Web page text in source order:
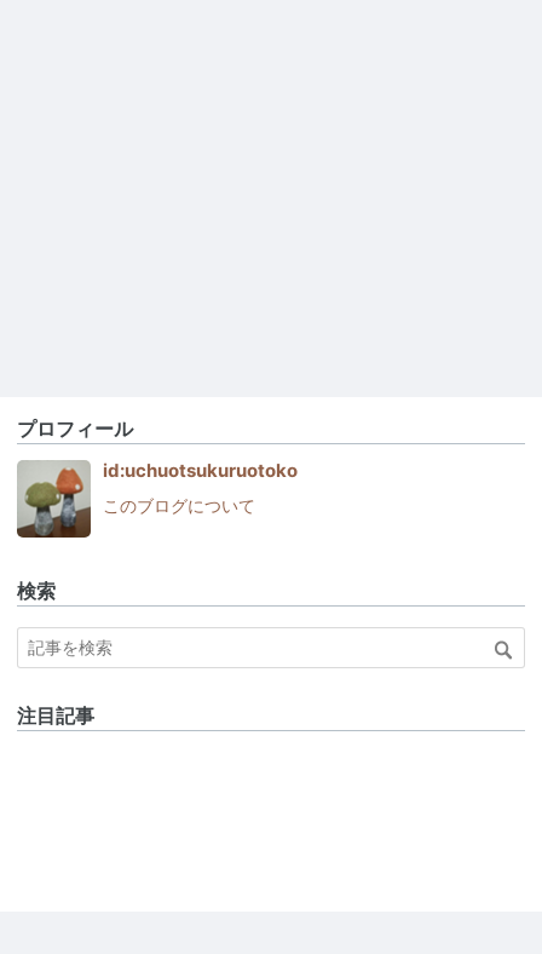
プロフィール
id:uchuotsukuruotoko
このブログについて
検索
注目記事